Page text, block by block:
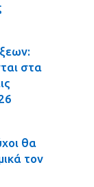
στα
θα
τον